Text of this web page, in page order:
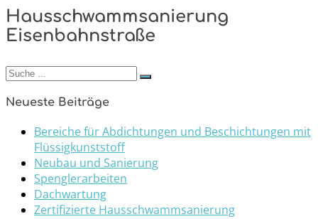
Hausschwammsanierung
Eisenbahnstraße
Suchen
Neueste Beiträge
Bereiche für Abdichtungen und Beschichtungen mit
Flüssigkunststoff
Neubau und Sanierung
Spenglerarbeiten
Dachwartung
Zertifizierte Hausschwammsanierung